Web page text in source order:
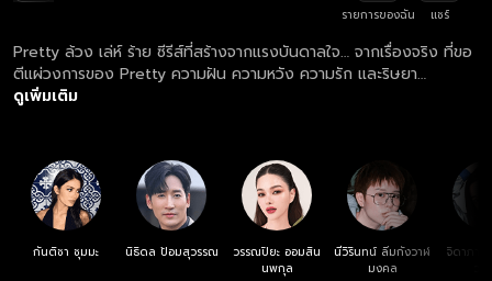
รายการของฉัน
แชร์
Pretty ล้วง เล่ห์ ร้าย ซีรีส์ที่สร้างจากแรงบันดาลใจ… จากเรื่องจริง ที่ขอ
ตีแผ่วงการของ Pretty ความฝัน ความหวัง ความรัก และริษยา
แก่งแย่ง เข้มข้นทุกตอน สนุกทุกนาที ติดตามชม ซีรีส์ Pretty ล้วง เล่ห์
23:50 น. ทางเว็บไซต์และแอปฯ oneD.net
ดูเพิ่มเติม
กันติชา ชุมมะ นิธิดล ป้อมสุวรรณ
วรรณปิยะ ออมสิน
นพกุล
นีวิรินทน์ ลิ่มกังวาฬ
มงคล
จิดาภา